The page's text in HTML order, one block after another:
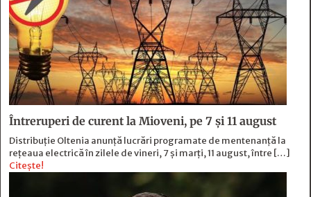
Întreruperi de curent la Mioveni, pe 7 și 11 august
Distribuție Oltenia anunță lucrări programate de mentenanță la
rețeaua electrică în zilele de vineri, 7 și marți, 11 august, între […]
Citește!